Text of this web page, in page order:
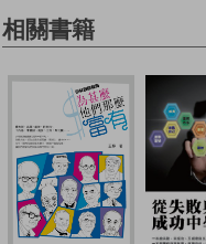
相關書籍